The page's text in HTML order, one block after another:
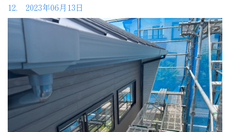
12. 2023年06月13日